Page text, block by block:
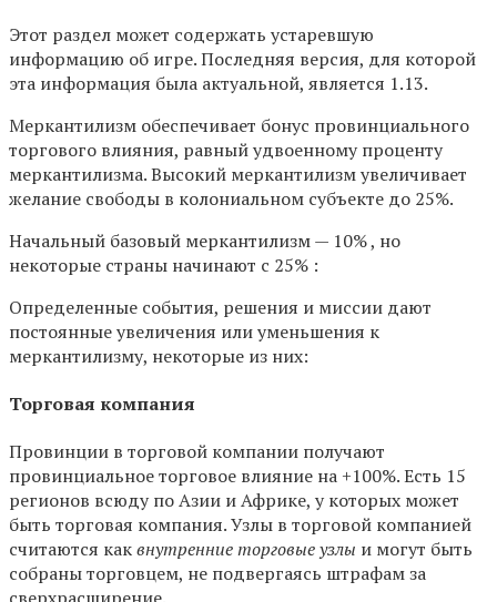
Этот раздел может содержать устаревшую
информацию об игре. Последняя версия, для которой
эта информация была актуальной, является 1.13.
Меркантилизм обеспечивает бонус провинциального
торгового влияния, равный удвоенному проценту
меркантилизма. Высокий меркантилизм увеличивает
желание свободы в колониальном субъекте до 25%.
Начальный базовый меркантилизм — 10% , но
некоторые страны начинают с 25% :
Определенные события, решения и миссии дают
постоянные увеличения или уменьшения к
меркантилизму, некоторые из них:
Торговая компания
Провинции в торговой компании получают
провинциальное торговое влияние на +100%. Есть 15
регионов всюду по Азии и Африке, у которых может
быть торговая компания. Узлы в торговой компанией
считаются каквнутренние торговые узлы и могут быть
собраны торговцем, не подвергаясь штрафам за